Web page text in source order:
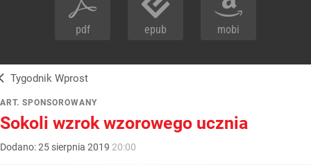
pdf epub mobi
Tygodnik Wprost
ART. SPONSOROWANY
Sokoli wzrok wzorowego ucznia
Dodano:25 sierpnia 2019 20:00